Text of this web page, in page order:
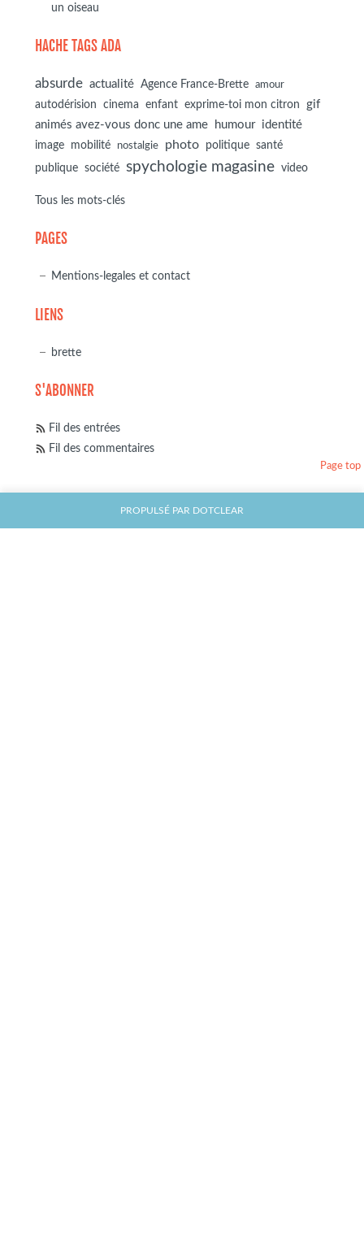
un oiseau
HACHE TAGS ADA
absurde actualité Agence France-Brette amour
autodérision cinema enfant exprime-toi mon citron
gif
animés avez-vous donc une ame
humour identité
image mobilité nostalgie photo politique
santé
publique
société spychologie magasine video
Tous les mots-clés
PAGES
Mentions-legales et contact
LIENS
brette
S'ABONNER
Fil des entrées
Fil des commentaires
PROPULSÉ PAR DOTCLEAR
Page top